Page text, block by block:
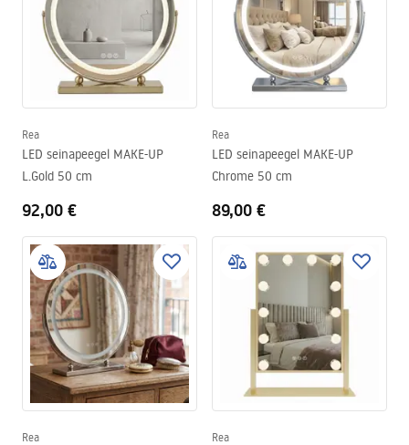
Rea
LED seinapeegel MAKE-UP
L.Gold 50 cm
92,00 €
Rea
LED seinapeegel MAKE-UP
Chrome 50 cm
89,00 €
Rea Rea